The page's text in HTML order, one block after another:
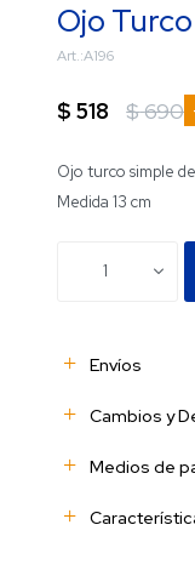
Ojo
A196
$ 518 $690
Ojo turco simple
Medida 13 cm
1
Envíos
Cambios y
Medios de